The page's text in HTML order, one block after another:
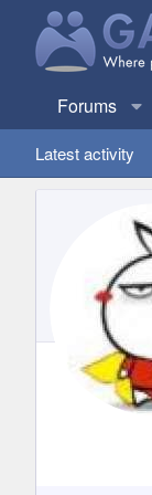
Forums
Latest activity